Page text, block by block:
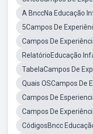
A BnccNa Educação
5Campos De
Campos De
RelatórioEducação
TabelaCampos De
Quais OSCampos De
Campos De
Campos De
CódigosBncc